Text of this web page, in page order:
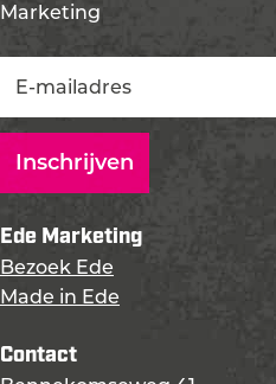
Marketing
Ede Marketing
Bezoek Ede
Made in Ede
Contact